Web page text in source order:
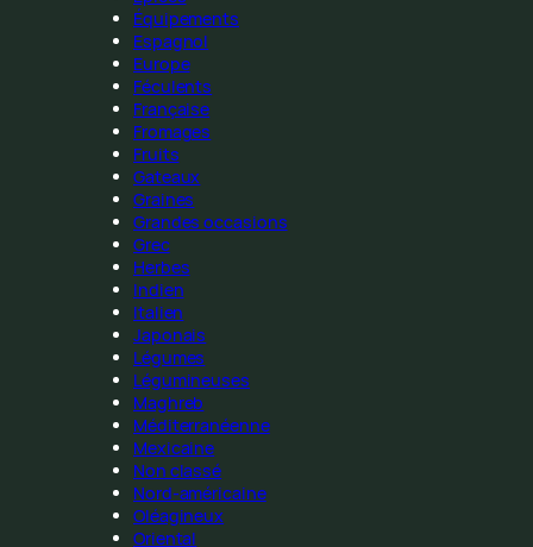
Équipements
Espagnol
Europe
Féculents
Française
Fromages
Fruits
Gateaux
Graines
Grandes occasions
Grec
Herbes
Indien
Italien
Japonais
Légumes
Légumineuses
Maghreb
Méditerranéenne
Mexicaine
Non classé
Nord-américaine
Oléagineux
Oriental